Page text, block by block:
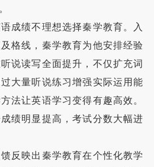
绩不理想选择秦学教育。入
格线，秦学教育为他安排经验
说读写全面提升，不仅扩充词
大量听说练习增强实际运用能
法让英语学习变得有趣高效。
绩明显提高，考试分数大幅进
映出秦学教育在个性化教学